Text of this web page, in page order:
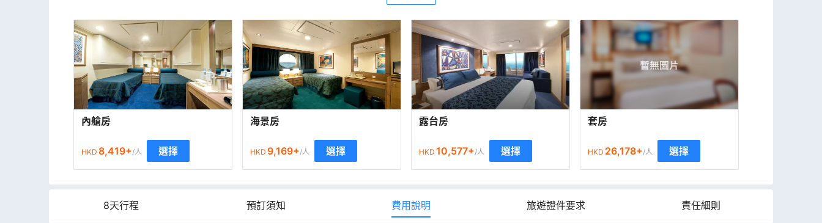
內艙房
HKD 8,419+/人 選擇
海景房
HKD 9,169+/人 選擇
露台房
HKD 10,577+/人 選擇
套房
HKD 26,178+/人 選擇
8天行程 預訂須知 費用說明 旅遊證件要求 責任細則